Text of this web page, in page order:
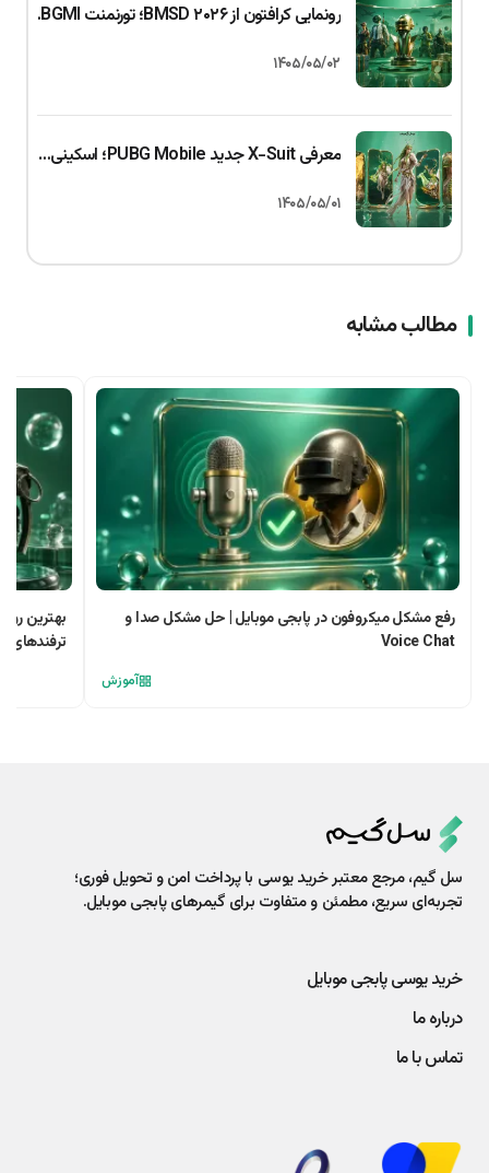
رونمایی کرافتون از BMSD ۲۰۲۶؛ تورنمنت BGMI با جایزه ۱ کرور روپیه
۱۴۰۵/۰۵/۰۲
معرفی X-Suit جدید PUBG Mobile؛ اسکینی با سیستم ارتقای سه‌گانه
۱۴۰۵/۰۵/۰۱
مطالب مشابه
رفع مشکل میکروفون در پابجی موبایل | حل مشکل صدا و
Voice Chat
آموزش
بهترین
ترفندهای
سل گیم، مرجع معتبر خرید یوسی با پرداخت امن و تحویل فوری؛
تجربه‌ای سریع، مطمئن و متفاوت برای گیمرهای پابجی موبایل.
خرید یوسی پابجی موبایل
درباره ما
تماس با ما